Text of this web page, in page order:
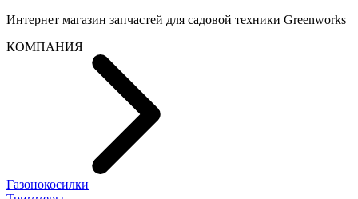
Интернет магазин запчастей для садовой техники Greenworks
КОМПАНИЯ
Газонокосилки